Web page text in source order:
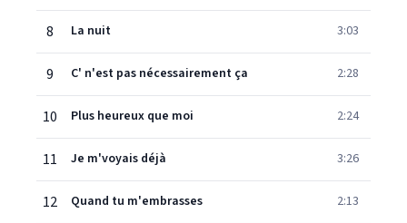
8 La nuit 3:03
9 C' n'est pas nécessairement ça 2:28
10 Plus heureux que moi 2:24
11 Je m'voyais déjà 3:26
12 Quand tu m'embrasses 2:13